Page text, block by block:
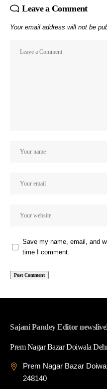
Leave a Comment
Your email address will not be
Save my name, email, and
time I comment.
Sajani Pandey Editor
Prem Nagar Bazar Doiwala
Prem Nagar Bazar
248140